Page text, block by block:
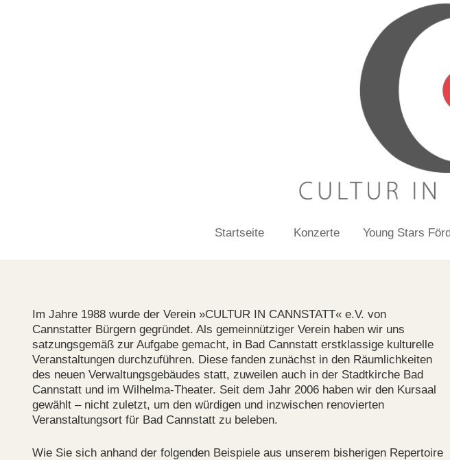
Startseite Konzerte Young Stars
Im Jahre 1988 wurde der Verein »CULTUR IN CANNSTATT« e.V. von
Cannstatter Bürgern gegründet. Als gemeinnütziger Verein haben wir uns
satzungsgemäß zur Aufgabe gemacht, in Bad Cannstatt erstklassige kulturelle
Veranstaltungen durchzuführen. Diese fanden zunächst in den Räumlichkeiten
des neuen Verwaltungsgebäudes statt, zuweilen auch in der Stadtkirche Bad
Cannstatt und im Wilhelma-Theater. Seit dem Jahr 2006 haben wir den Kursaal
gewählt – nicht zuletzt, um den würdigen und inzwischen renovierten
Veranstaltungsort für Bad Cannstatt zu beleben.
Wie Sie sich anhand der folgenden Beispiele aus unserem bisherigen Repertoire